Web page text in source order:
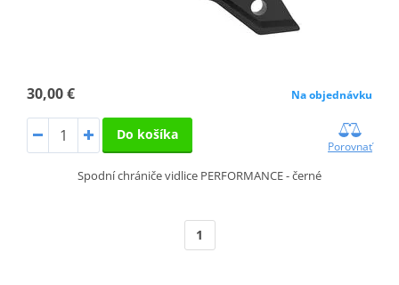
30,00 € Na objednávku
Do košíka
Porovnať
Spodní chrániče vidlice PERFORMANCE - černé
1